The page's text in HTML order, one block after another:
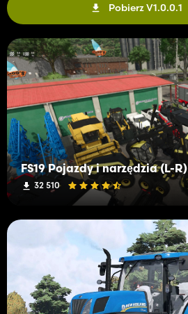
Pobierz V1.0.0.1
FS19 Pojazdy i narzędzia (L-R)
32 510